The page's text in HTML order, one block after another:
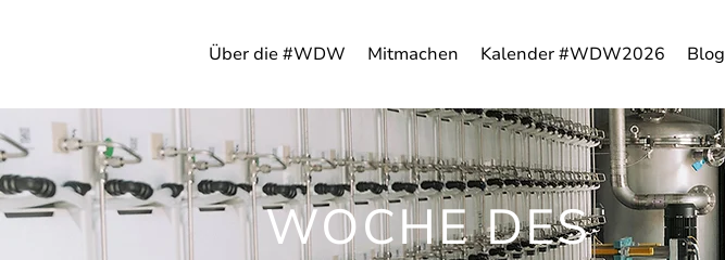
Über die #WDW Mitmachen Kalender #WDW2026 Blog
WOCHE DES